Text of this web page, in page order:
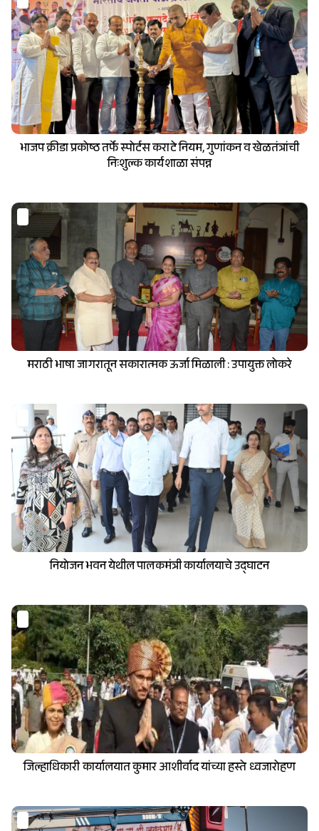
भाजप क्रीडा प्रकोष्ठ तर्फे स्पोर्टस कराटे नियम, गुणांकन व खेळतंत्रांची
निःशुल्क कार्यशाळा संपन्न
मराठी भाषा जागरातून सकारात्मक ऊर्जा मिळाली : उपायुक्त लोकरे
नियोजन भवन येथील पालकमंत्री कार्यालयाचे उद्घाटन
जिल्हाधिकारी कार्यालयात कुमार आशीर्वाद यांच्या हस्ते ध्वजारोहण